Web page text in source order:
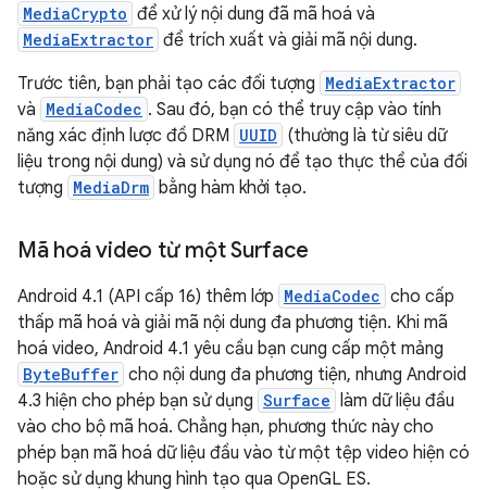
MediaCrypto để xử lý nội dung đã mã hoá và
MediaExtractor để trích xuất và giải mã nội dung.
Trước tiên, bạn phải tạo các đối tượng MediaExtractor
và MediaCodec . Sau đó, bạn có thể truy cập vào tính
năng xác định lược đồ DRM UUID (thường là từ siêu dữ
liệu trong nội dung) và sử dụng nó để tạo thực thể của đối
tượng MediaDrm bằng hàm khởi tạo.
Mã hoá video từ một Surface
Android 4.1 (API cấp 16) thêm lớp MediaCodec cho cấp
thấp mã hoá và giải mã nội dung đa phương tiện. Khi mã
hoá video, Android 4.1 yêu cầu bạn cung cấp một mảng
ByteBuffer cho nội dung đa phương tiện, nhưng Android
4.3 hiện cho phép bạn sử dụng Surface làm dữ liệu đầu
vào cho bộ mã hoá. Chẳng hạn, phương thức này cho
phép bạn mã hoá dữ liệu đầu vào từ một tệp video hiện có
hoặc sử dụng khung hình tạo qua OpenGL ES.